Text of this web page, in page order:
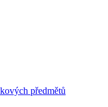
předmětů